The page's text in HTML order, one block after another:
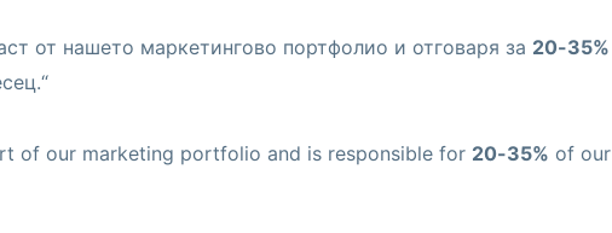
от нашето маркетингово портфолио и отговаря за 20-35%
of our marketing portfolio and is responsible for 20-35% of our